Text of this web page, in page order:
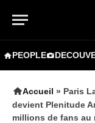
PEOPLE
Accueil » Paris
devient Plenitude
millions de fans au